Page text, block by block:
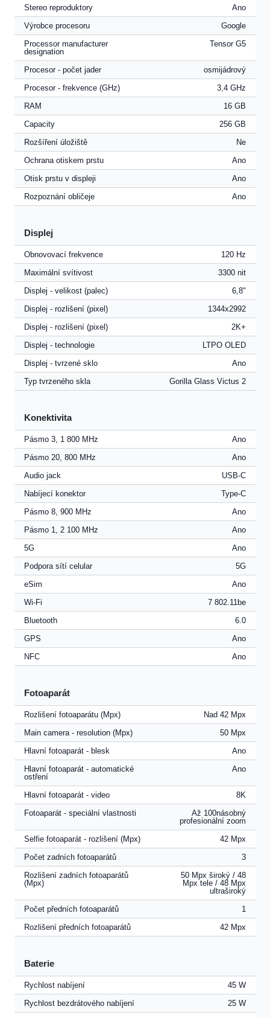
Stereo reproduktory
Ano
Výrobce procesoru
Google
Processor manufacturer
designation
Tensor G5
Procesor - počet jader
osmijádrový
Procesor - frekvence (GHz)
3,4 GHz
RAM
16 GB
Capacity
256 GB
Rozšíření úložiště
Ne
Ochrana otiskem prstu
Ano
Otisk prstu v displeji
Ano
Rozpoznání obličeje
Ano
Displej
Obnovovací frekvence
120 Hz
Maximální svítivost
3300 nit
Displej - velikost (palec)
6,8"
Displej - rozlišení (pixel)
1344x2992
Displej - rozlišení (pixel)
2K+
Displej - technologie
LTPO OLED
Displej - tvrzené sklo
Ano
Typ tvrzeného skla
Gorilla Glass Victus 2
Konektivita
Pásmo 3, 1 800 MHz
Ano
Pásmo 20, 800 MHz
Ano
Audio jack
USB-C
Nabíjecí konektor
Type-C
Pásmo 8, 900 MHz
Ano
Pásmo 1, 2 100 MHz
Ano
5G
Ano
Podpora sítí celular
5G
eSim
Ano
Wi-Fi
7 802.11be
Bluetooth
6.0
GPS
Ano
NFC
Ano
Fotoaparát
Rozlišení fotoaparátu (Mpx)
Nad 42 Mpx
Main camera - resolution (Mpx)
50 Mpx
Hlavní fotoaparát - blesk
Ano
Hlavní fotoaparát - automatické
ostření
Ano
Hlavní fotoaparát - video
8K
Fotoaparát - speciální vlastnosti
Až 100násobný
profesionální zoom
Selfie fotoaparát - rozlišení (Mpx)
42 Mpx
Počet zadních fotoaparátů
3
Rozlišení zadních fotoaparátů
(Mpx)
50 Mpx široký / 48
Mpx tele / 48 Mpx
ultraširoký
Počet předních fotoaparátů
1
Rozlišení předních fotoaparátů
42 Mpx
Baterie
Rychlost nabíjení
45 W
Rychlost bezdrátového nabíjení
25 W